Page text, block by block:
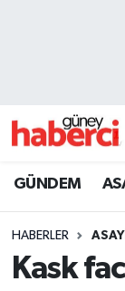
GÜNDEM
HABERLER
Kask
Beyoğlu
Son